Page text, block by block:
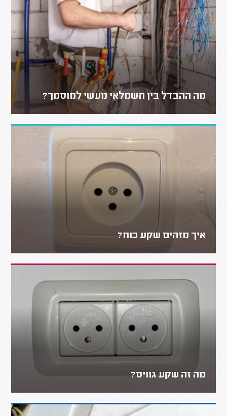
מה ההבדל בין חשמלאי מעשי למוסמך?
איך מזהים שקע כוח?
מה זה שקע גוויס?